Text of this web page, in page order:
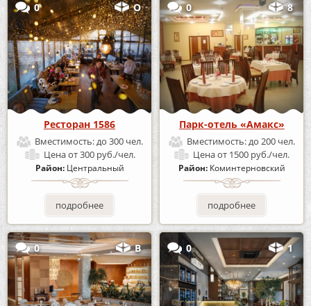
0 О
Ресторан 1586
Вместимость:до 300 чел.
Ценаот 300 руб./чел.
Район: Центральный
подробнее
0 8
Парк-отель «Амакс»
Вместимость:до 200 чел.
Ценаот 1500 руб./чел.
Район: Коминтерновский
подробнее
0 В 0 1